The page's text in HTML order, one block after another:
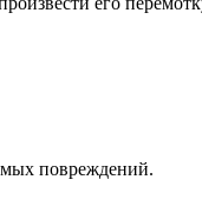
повреждений.